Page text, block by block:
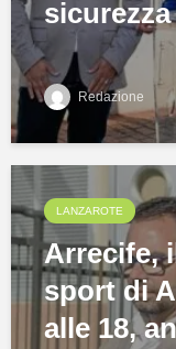
sicurezza
Redazione
LANZAROTE
Arrecife,
sport di
alle 18,